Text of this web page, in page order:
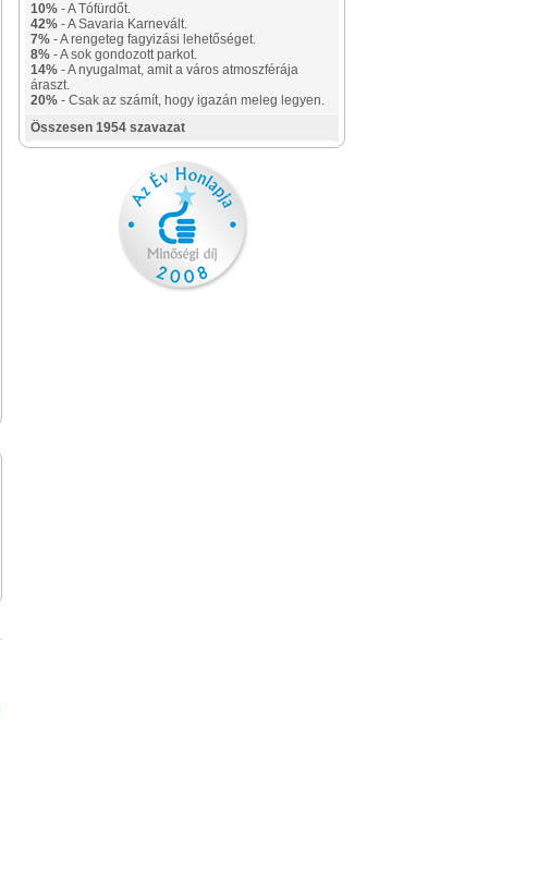
10% - A Tófürdőt.
42% - A Savaria Karnevált.
7% - A rengeteg fagyizási lehetőséget.
8% - A sok gondozott parkot.
14% - A nyugalmat, amit a város atmoszférája
áraszt.
20% - Csak az számít, hogy igazán meleg legyen.
Összesen 1954 szavazat